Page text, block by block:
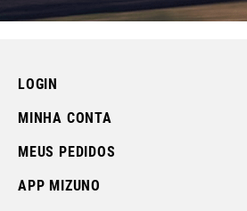
LOGIN
MINHA CONTA
MEUS PEDIDOS
APP MIZUNO